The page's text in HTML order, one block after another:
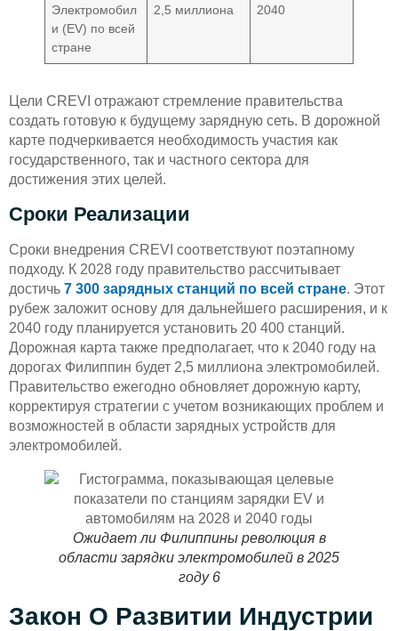
Электромобил
и (EV) по всей
стране
2,5 миллиона 2040
Цели CREVI отражают стремление правительства
создать готовую к будущему зарядную сеть. В дорожной
карте подчеркивается необходимость участия как
государственного, так и частного сектора для
достижения этих целей.
Сроки Реализации
Сроки внедрения CREVI соответствуют поэтапному
подходу. К 2028 году правительство рассчитывает
достичь 7 300 зарядных станций по всей стране. Этот
рубеж заложит основу для дальнейшего расширения, и к
2040 году планируется установить 20 400 станций.
Дорожная карта также предполагает, что к 2040 году на
дорогах Филиппин будет 2,5 миллиона электромобилей.
Правительство ежегодно обновляет дорожную карту,
корректируя стратегии с учетом возникающих проблем и
возможностей в области зарядных устройств для
электромобилей.
Ожидает ли Филиппины революция в
области зарядки электромобилей в 2025
году 6
Закон О Развитии Индустрии